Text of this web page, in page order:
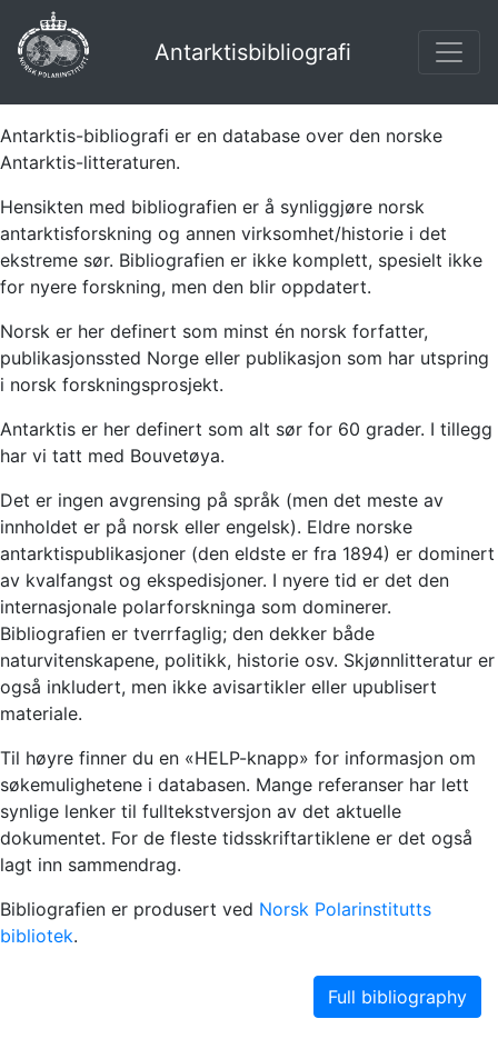
Antarktisbibliografi
Antarktis-bibliografi er en database over den norske
Antarktis-litteraturen.
Hensikten med bibliografien er å synliggjøre norsk
antarktisforskning og annen virksomhet/historie i det
ekstreme sør. Bibliografien er ikke komplett, spesielt ikke
for nyere forskning, men den blir oppdatert.
Norsk er her definert som minst én norsk forfatter,
publikasjonssted Norge eller publikasjon som har utspring
i norsk forskningsprosjekt.
Antarktis er her definert som alt sør for 60 grader. I tillegg
har vi tatt med Bouvetøya.
Det er ingen avgrensing på språk (men det meste av
innholdet er på norsk eller engelsk). Eldre norske
antarktispublikasjoner (den eldste er fra 1894) er dominert
av kvalfangst og ekspedisjoner. I nyere tid er det den
internasjonale polarforskninga som dominerer.
Bibliografien er tverrfaglig; den dekker både
naturvitenskapene, politikk, historie osv. Skjønnlitteratur er
også inkludert, men ikke avisartikler eller upublisert
materiale.
Til høyre finner du en «HELP-knapp» for informasjon om
søkemulighetene i databasen. Mange referanser har lett
synlige lenker til fulltekstversjon av det aktuelle
dokumentet. For de fleste tidsskriftartiklene er det også
lagt inn sammendrag.
Bibliografien er produsert ved Norsk Polarinstitutts
bibliotek.
Full bibliography